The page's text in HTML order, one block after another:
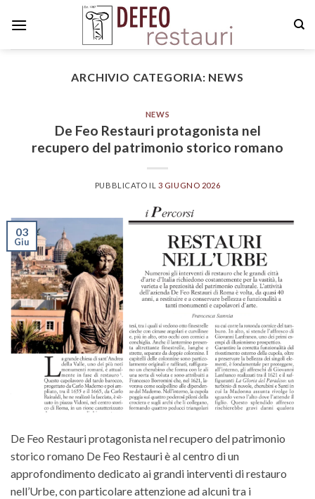
ARCHIVIO CATEGORIA: NEWS
NEWS
De Feo Restauri protagonista nel
recupero del patrimonio storico romano
PUBBLICATO IL 3 GIUGNO 2026
03
Giu
De Feo Restauri protagonista nel recupero del patrimonio
storico romano De Feo Restauri è al centro di un
approfondimento dedicato ai grandi interventi di restauro
nell’Urbe, con particolare attenzione ad alcuni tra i